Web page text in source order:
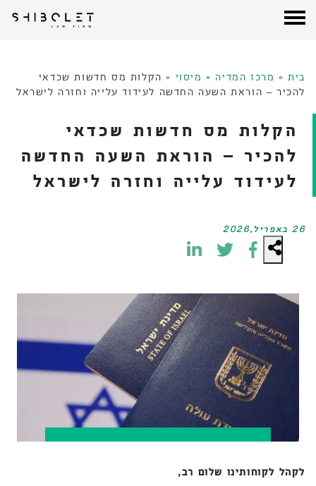
בית » מרכז המדיה» מיסוי » הקלות מס חדשות שכדאי
להכיר – הוראת השעה החדשה לעידוד עלייה וחזרה לישראל
הקלות מס חדשות שכדאי
להכיר – הוראת השעה החדשה
לעידוד עלייה וחזרה לישראל
26 באפריל,2026
לקהל לקוחותינו שלום רב,